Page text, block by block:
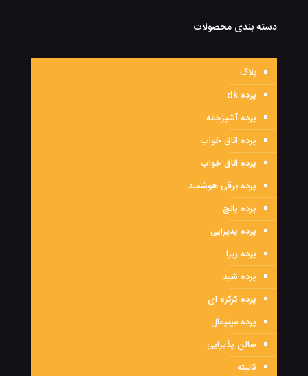
دسته بندی محصولات
بلاگ
پرده dk
پرده آشپزخانه
پرده اتاق خواب
پرده اتاق خواب
پرده برقی هوشمند
پرده پانچ
پرده پذیرایی
پرده زبرا
پرده شید
پرده کرکره ای
پرده مینیمال
سالن پذیرایی
کالیته